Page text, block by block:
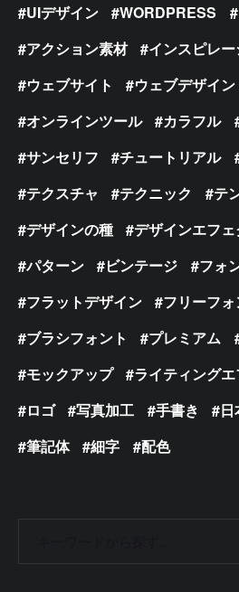
UIデザイン
WORDPRESS
アクション素材
インスピレ
ウェブサイト
ウェブデザイン
オンラインツール
カラフル
サンセリフ
チュートリアル
テクスチャ
テクニック
テ
デザインの種
デザインエフェ
パターン
ビンテージ
フォ
フラットデザイン
フリーフォ
ブラシフォント
プレミアム
モックアップ
ライティングエ
ロゴ
写真加工 手書き
日
筆記体
細字 配色